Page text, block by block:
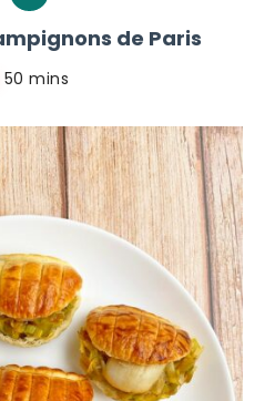
de Paris
50 mins